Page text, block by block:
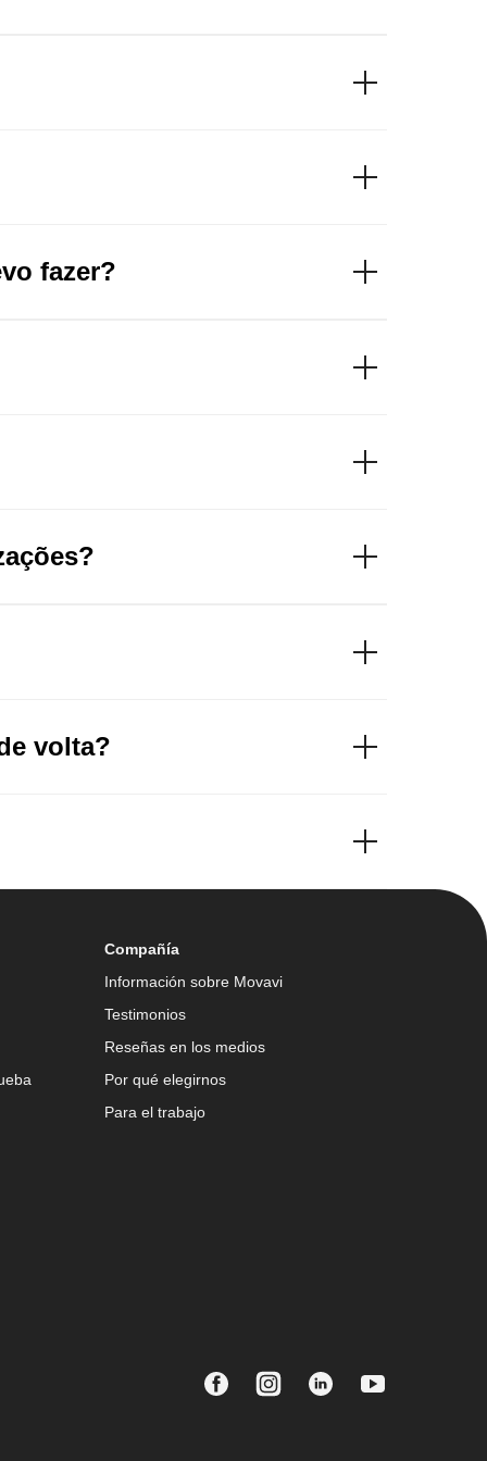
fazer?
volta?
Información sobre Movavi
Testimonios
Reseñas en los medios
Por qué elegirnos
Para el trabajo
Compañía